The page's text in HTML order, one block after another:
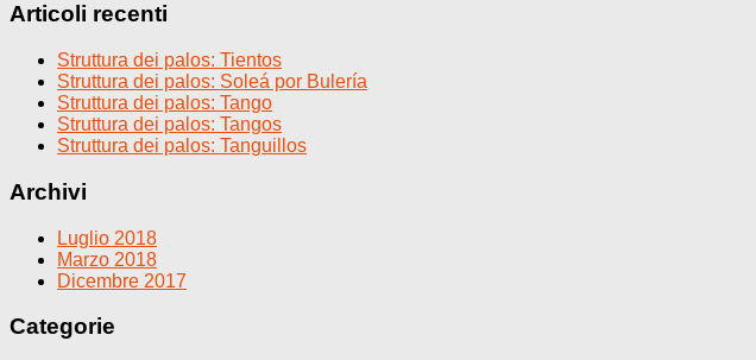
Articoli recenti
Struttura dei palos: Tientos
Struttura dei palos: Soleá por Bulería
Struttura dei palos: Tango
Struttura dei palos: Tangos
Struttura dei palos: Tanguillos
Archivi
Luglio 2018
Marzo 2018
Dicembre 2017
Categorie